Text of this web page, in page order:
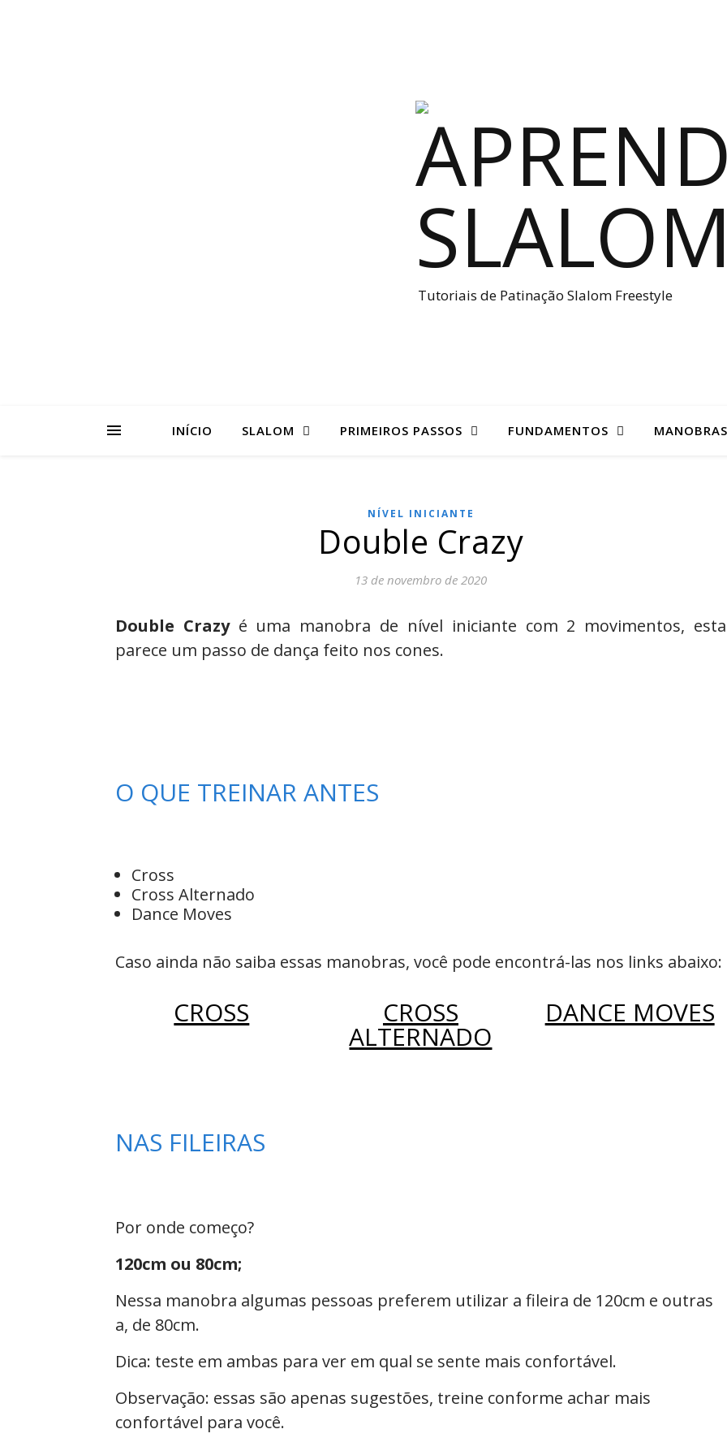
Tutoriais de Patinação Slalom Freestyle
INÍCIO SLALOM PRIMEIROS PASSOS FUNDAMENTOS MANOBRAS
NÍVEL INICIANTE
Double Crazy
13 de novembro de 2020
Double Crazyé uma manobra de nível iniciante com 2 movimentos, esta
parece um passo de dança feito nos cones.
O QUE TREINAR ANTES
Cross
Cross Alternado
Dance Moves
Caso ainda não saiba essas manobras, você pode encontrá-las nos links abaixo:
CROSS CROSS
ALTERNADO
DANCE MOVES
NAS FILEIRAS
Por onde começo?
120cm ou 80cm;
Nessa manobra algumas pessoas preferem utilizar a fileira de 120cm e outras
a, de 80cm.
Dica: teste em ambas para ver em qual se sente mais confortável.
Observação: essas são apenas sugestões, treine conforme achar mais
confortável para você.